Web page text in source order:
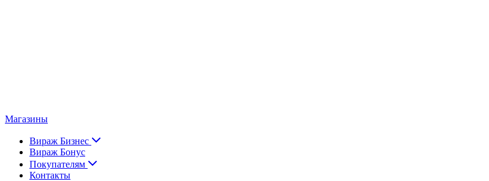
Магазины
Вираж Бизнес
Вираж Бонус
Покупателям
Контакты